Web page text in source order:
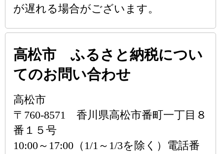
が遅れる場合がございます。
高松市 ふるさと納税につい
てのお問い合わせ
高松市
〒760-8571 香川県高松市番町一丁目８
番１５号
10:00～17:00（1/1～1/3を除く）電話番